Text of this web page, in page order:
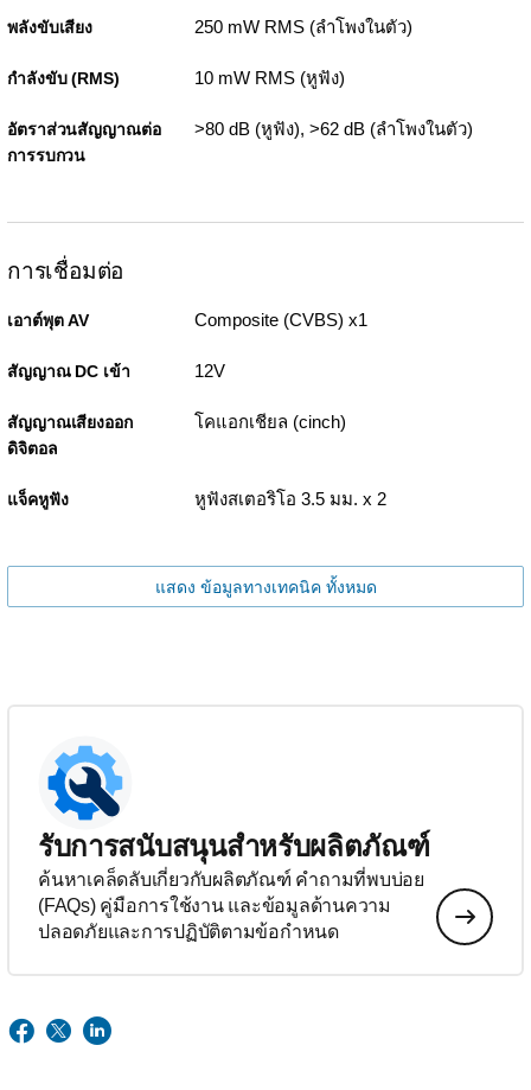
พลังขับเสียง 250 mW RMS (ลำโพงในตัว)
กำลังขับ (RMS) 10 mW RMS (หูฟัง)
อัตราส่วนสัญญาณต่อ
การรบกวน
>80 dB (หูฟัง), >62 dB (ลำโพงในตัว)
การเชื่อมต่อ
เอาต์พุต AV Composite (CVBS) x1
สัญญาณ DC เข้า 12V
สัญญาณเสียงออก
ดิจิตอล
โคแอกเชียล (cinch)
แจ็คหูฟัง หูฟังสเตอริโอ 3.5 มม. x 2
แสดง ข้อมูลทางเทคนิค ทั้งหมด
รับการสนับสนุนสำหรับผลิตภัณฑ์
ค้นหาเคล็ดลับเกี่ยวกับผลิตภัณฑ์ คำถามที่พบบ่อย
(FAQs) คู่มือการใช้งาน และข้อมูลด้านความ
ปลอดภัยและการปฏิบัติตามข้อกำหนด